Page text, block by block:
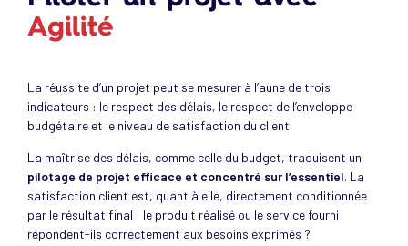
Agilité
La réussite d’un projet peut se mesurer à l’aune de trois
indicateurs : le respect des délais, le respect de l’enveloppe
budgétaire et le niveau de satisfaction du client.
La maîtrise des délais, comme celle du budget, traduisent un
pilotage de projet efficace et concentré sur l’essentiel. La
satisfaction client est, quant à elle, directement conditionnée
par le résultat final : le produit réalisé ou le service fourni
répondent-ils correctement aux besoins exprimés ?